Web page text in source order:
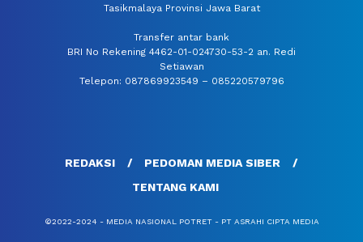
Tasikmalaya Provinsi Jawa Barat
Transfer antar bank
BRI No Rekening 4462-01-024730-53-2 an. Redi
Setiawan
Telepon: 087869923549 – 085220579796
REDAKSI
PEDOMAN MEDIA SIBER
TENTANG KAMI
©2022-2024 - MEDIA NASIONAL POTRET - PT ASRAHI CIPTA MEDIA